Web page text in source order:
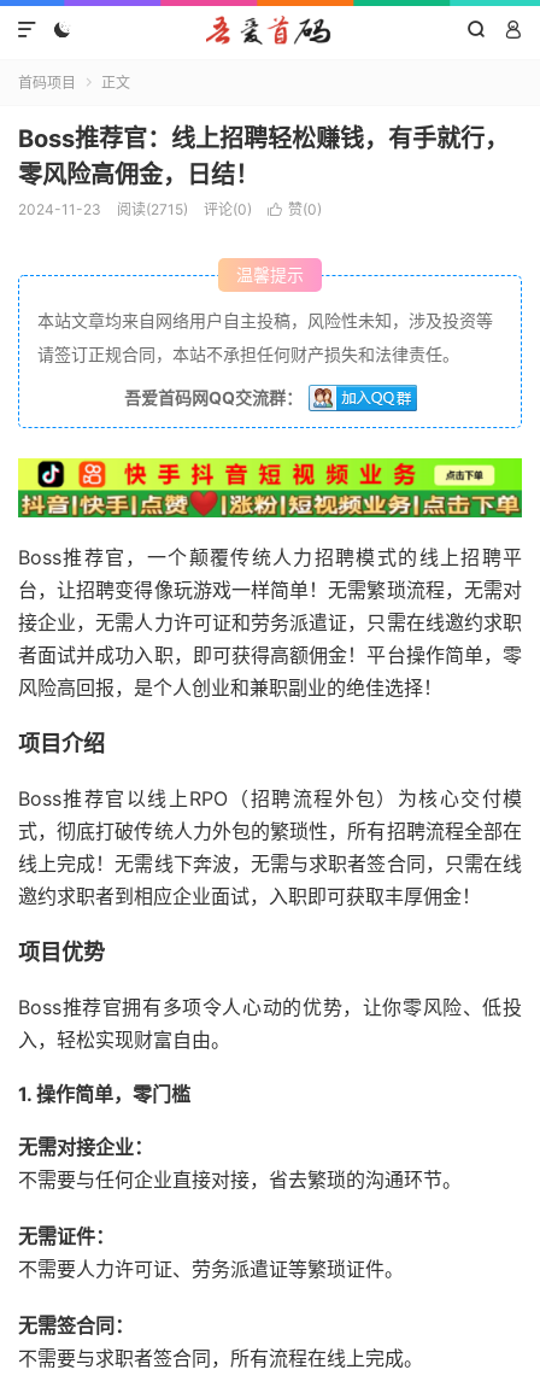
  

首码项目  正文
Boss推荐官：线上招聘轻松赚钱，有手就行，
零风险高佣金，日结！
2024-11-23 阅读(2715) 评论(0)  赞(0)
温馨提示
本站文章均来自网络用户自主投稿，风险性未知，涉及投资等
请签订正规合同，本站不承担任何财产损失和法律责任。
吾爱首码网QQ交流群：
Boss推荐官， 一个颠覆传统人力招聘模式的线上招聘平
台，让招聘变得像玩游戏一样简单！无需繁琐流程， 无需对
接企业，无需人力许可证和劳务派遣证， 只需在线邀约求职
者面试并成功入职， 即可获得高额佣金！平台操作简单，零
风险高回报， 是个人创业和兼职副业的绝佳选择！
项目介绍
Boss推荐官以线上RPO（招聘流程外包）为核心交付模
式，彻底打破传统人力外包的繁琐性， 所有招聘流程全部在
线上完成！无需线下奔波， 无需与求职者签合同， 只需在线
邀约求职者到相应企业面试， 入职即可获取丰厚佣金！
项目优势
Boss推荐官拥有多项令人心动的优势， 让你零风险、低投
入， 轻松实现财富自由。
1. 操作简单，零门槛
无需对接企业：
不需要与任何企业直接对接， 省去繁琐的沟通环节。
无需证件：
不需要人力许可证、 劳务派遣证等繁琐证件。
无需签合同：
不需要与求职者签合同， 所有流程在线上完成。